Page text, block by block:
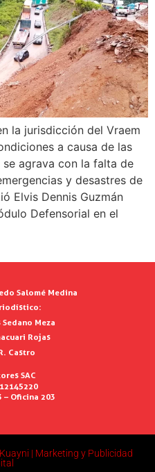
la jurisdicción del Vraem
a causa de las
agrava con la falta de
y desastres de
Elvis Dennis Guzmán
Defensorial en el
Salomé Medina
Meza
Rojas
Castro
SAC
– Oficina 203
| Marketing y Publicidad